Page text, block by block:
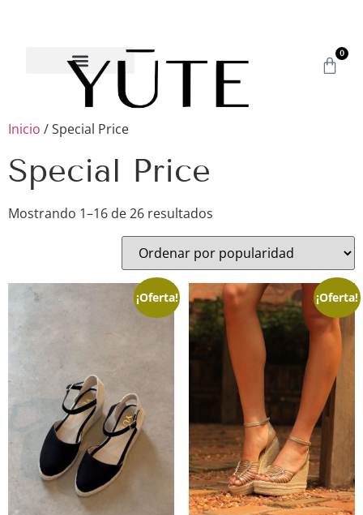
0
Inicio / Special Price
Special Price
Mostrando 1–16 de 26 resultados
¡Oferta! ¡Oferta!